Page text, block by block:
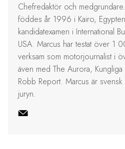
Chefredaktör och
föddes år 1996 i Kairo,
kandidatexamen i International
USA. Marcus har testat över 1
verksam som motorjournalist i
även med The Aurora,
Robb Report. Marcus är
juryn.